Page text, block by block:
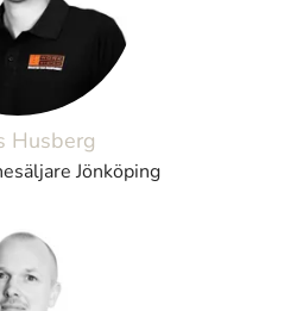
Husberg
Jönköping